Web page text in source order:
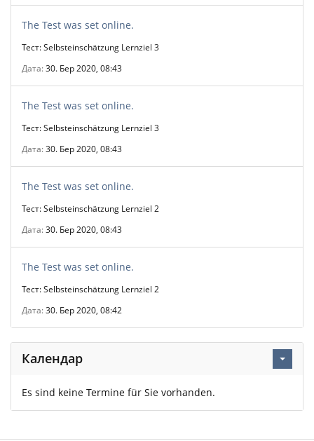
The Test was set online.
Тест: Selbsteinschätzung Lernziel 3
Дата 30. Бер 2020, 08:43
The Test was set online.
Тест: Selbsteinschätzung Lernziel 3
Дата 30. Бер 2020, 08:43
The Test was set online.
Тест: Selbsteinschätzung Lernziel 2
Дата 30. Бер 2020, 08:43
The Test was set online.
Тест: Selbsteinschätzung Lernziel 2
Дата 30. Бер 2020, 08:42
Календар
Es sind keine Termine für Sie vorhanden.